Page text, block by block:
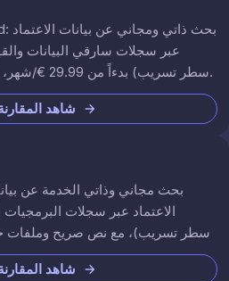
عبر سجلات سارقي البيانات
(560B+ سطر تسريب) بدءاً من ‏29.99 €/شهر، دون مكالمة مبيعات.
شاهد
الاعتماد عبر سجلات البرمجيات
ابتداءً من ‏29.99 €/شهر. بدون مكالمة مبيعات.
شاهد